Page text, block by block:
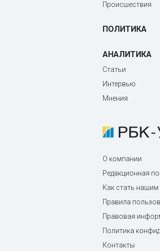
Происшествия
ПОЛИТИКА
АНАЛИТИКА
Статьи
Интервью
Мнения
О компании
Редакционная
Как стать
Правила
Правовая
Политика
Контакты